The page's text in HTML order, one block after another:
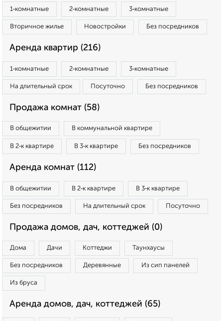
1‑комнатные 2‑комнатные 3‑комнатные
Вторичное жилье Новостройки Без посредников
Аренда квартир (216)
1‑комнатные 2‑комнатные 3‑комнатные
На длительный срок Посуточно Без посредников
Продажа комнат (58)
В общежитии В коммунальной квартире
В 2‑к квартире В 3‑к квартире Без посредников
Аренда комнат (112)
В общежитии В 2‑к квартире В 3‑к квартире
Без посредников На длительный срок Посуточно
Продажа домов, дач, коттеджей (0)
Дома Дачи Коттеджи Таунхаусы
Без посредников Деревянные Из сип панелей
Из бруса
Аренда домов, дач, коттеджей (65)